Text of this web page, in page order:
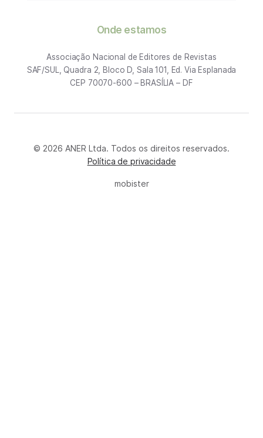
Onde estamos
Associação Nacional de Editores de Revistas
SAF/SUL, Quadra 2, Bloco D, Sala 101, Ed. Via Esplanada
CEP 70070-600 – BRASÍLIA – DF
© 2026 ANER Ltda. Todos os direitos reservados.
Política de privacidade
mobister